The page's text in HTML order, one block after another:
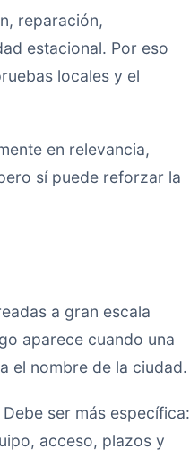
reparación,
estacional. Por eso
locales y el
en relevancia,
sí puede reforzar la
a gran escala
aparece cuando una
el nombre de la ciudad.
ser más específica:
acceso, plazos y